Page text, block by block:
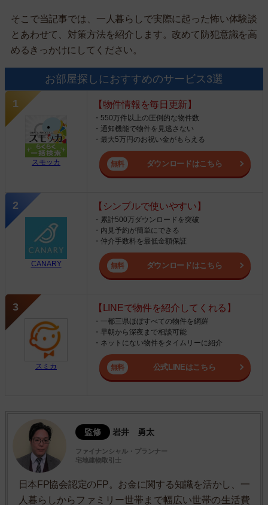
そこで当記事では、一人暮らしで実際に起った怖い体験談
とあわせて、対策方法を紹介します。改めて防犯意識を高
めるきっかけにしてください。
お部屋探しにおすすめのサービス3選
スモッカ
【物件情報を毎日更新】
・550万件以上の圧倒的な物件数
・通知機能で物件を見逃さない
・最大5万円のお祝い金がもらえる
ダウンロードはこちら
CANARY
【シンプルで使いやすい】
・累計500万ダウンロードを突破
・内見予約が簡単にできる
・仲介手数料を最低金額保証
ダウンロードはこちら
スミカ
【LINEで物件を紹介してくれる】
・一都三県ほぼすべての物件を網羅
・早朝から深夜まで相談可能
・ネットにない物件をタイムリーに紹介
公式LINEはこちら
監修 岩井 勇太
ファイナンシャル・プランナー
宅地建物取引士
日本FP協会認定のFP。お金に関する知識を活かし、一
人暮らしからファミリー世帯まで幅広い世帯の生活費